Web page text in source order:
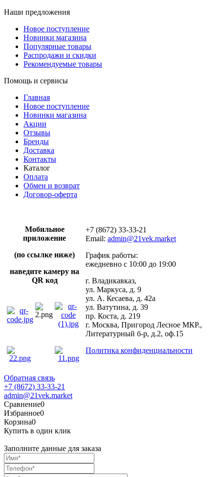
Наши предложения
Новое поступление
Новинки магазина
Популярные товары
Распродажи и скидки
Рекомендуемые товары
Помощь и сервисы
Главная
Новое поступление
Новинки магазина
Акции
Отзывы
Бренды
Доставка
Контакты
Каталог
Оплата
Обмен и возврат
Договор-оферта
Мобильное
приложение
(по ссылке ниже)
наведите камеру на
QR код
+7 (8672) 33-33-21
Email: admin@21vek.market
График работы:
ежедневно с 10:00 до 19:00
г. Владикавказ,
ул. Маркуса, д. 9
ул. А. Кесаева, д. 42а
ул. Ватутина, д. 39
пр. Коста, д. 219
г. Москва, Пригород Лесное МКР.,
Литературный б-р, д.2, оф.15
Политика конфиденциальности
Обратная связь
+7 (8672) 33-33-21
admin@21vek.market
Сравнение0
Избранное0
Корзина0
Купить в один клик
Заполните данные для заказа